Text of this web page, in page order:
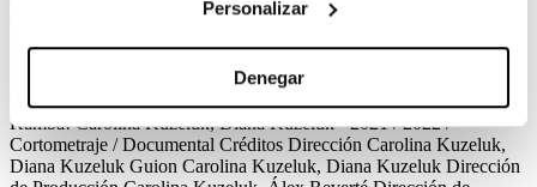
Personalizar
Denegar
experiencias de Souleymane, la película sigue la incierta espera por
Créditos
Kambá! Carolina Kuzeluk, Diana Kuzeluk · 2021 / 2022 /
Cortometraje / Documental Créditos Dirección Carolina Kuzeluk,
Diana Kuzeluk Guion Carolina Kuzeluk, Diana Kuzeluk Dirección